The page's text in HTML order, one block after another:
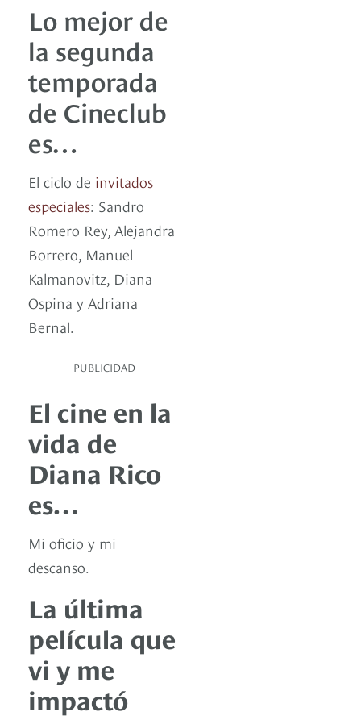
Lo mejor de
la segunda
temporada
de Cineclub
es…
El ciclo de invitados
especiales: Sandro
Romero Rey, Alejandra
Borrero, Manuel
Kalmanovitz, Diana
Ospina y Adriana
Bernal.
PUBLICIDAD
El cine en la
vida de
Diana Rico
es…
Mi oficio y mi
descanso.
La última
película que
vi y me
impactó